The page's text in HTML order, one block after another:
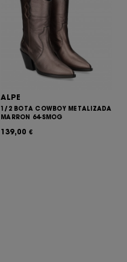
ALPE
1/2 BOTA COWBOY METALIZADA
MARRON 64-SMOG
139,00 €